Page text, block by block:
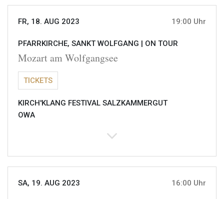
FR, 18. AUG 2023 19:00 Uhr
PFARRKIRCHE, SANKT WOLFGANG | ON TOUR
Mozart am Wolfgangsee
TICKETS
KIRCH'KLANG FESTIVAL SALZKAMMERGUT
OWA
SA, 19. AUG 2023 16:00 Uhr